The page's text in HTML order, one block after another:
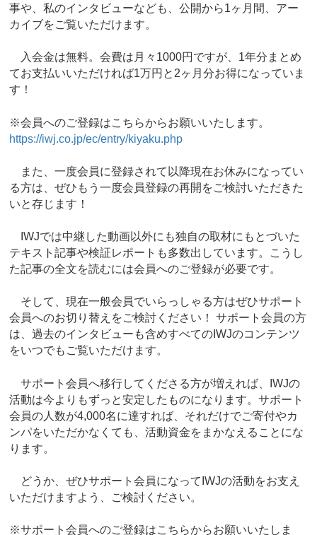
事や、私のインタビューなども、公開から1ヶ月間、アー
カイブをご覧いただけます。
入会金は無料。会費は月々1000円ですが、1年分まとめ
てお支払いいただければ1万円と2ヶ月分お得になっていま
す！
※会員へのご登録はこちらからお願いいたします。
https://iwj.co.jp/ec/entry/kiyaku.php
また、一度会員に登録されて以降現在お休みになってい
る方は、ぜひもう一度会員登録の再開をご検討いただきた
いと存じます！
IWJでは中継した動画以外にも独自の取材にもとづいた
テキスト記事や検証レポートも多数出しています。こうし
た記事の全文を読むには会員へのご登録が必要です。
そして、現在一般会員でいらっしゃる方はぜひサポート
会員へのお切り替えをご検討ください！ サポート会員の方
は、過去のインタビューも含めすべてのIWJのコンテンツ
をいつでもご覧いただけます。
サポート会員へ移行してくださる方が増えれば、IWJの
活動は今よりもずっと安定したものになります。サポート
会員の人数が4,000名に達すれば、それだけでご寄付やカ
ンパをいただかなくても、活動資金をまかなえることにな
ります。
どうか、ぜひサポート会員になってIWJの活動をお支え
いただけますよう、ご検討ください。
※サポート会員へのご登録はこちらからお願いいたしま